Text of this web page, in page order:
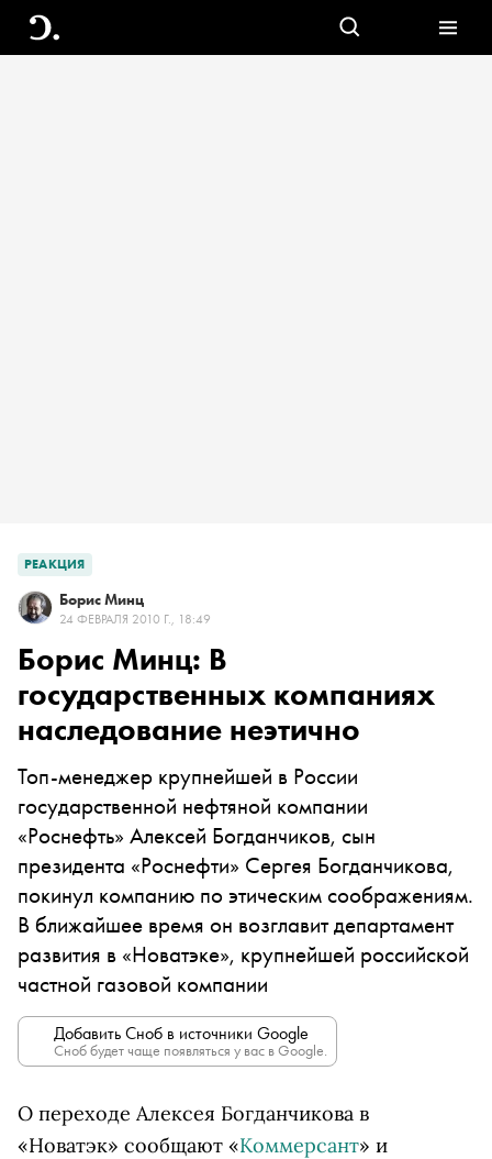
РЕАКЦИЯ
Борис Минц
24 ФЕВРАЛЯ 2010 Г., 18:49
Борис Минц: В
государственных компаниях
наследование неэтично
Топ-менеджер крупнейшей в России
государственной нефтяной компании
«Роснефть» Алексей Богданчиков, сын
президента «Роснефти» Сергея Богданчикова,
покинул компанию по этическим соображениям.
В ближайшее время он возглавит департамент
развития в «Новатэке», крупнейшей российской
частной газовой компании
Добавить Сноб в источники Google
Сноб будет чаще появляться у вас в Google.
О переходе Алексея Богданчикова в
«Новатэк» сообщают «Коммерсант» и